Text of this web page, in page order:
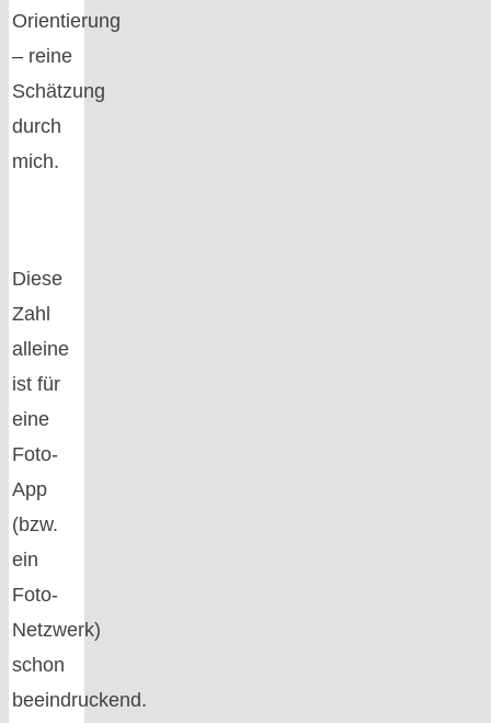
Orientierung
– reine
Schätzung
durch
mich.
Diese
Zahl
alleine
ist für
eine
Foto-
App
(bzw.
ein
Foto-
Netzwerk)
schon
beeindruckend.